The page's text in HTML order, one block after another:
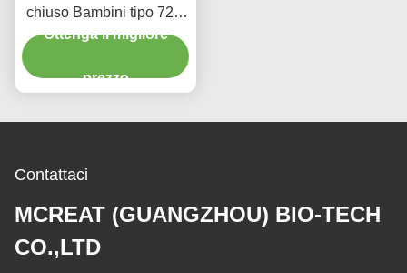
chiuso Bambini tipo 72H
CSC Prodotti medici usa
Ottenga il migliore
prezzo
Contattaci
MCREAT (GUANGZHOU) BIO-TECH
CO.,LTD